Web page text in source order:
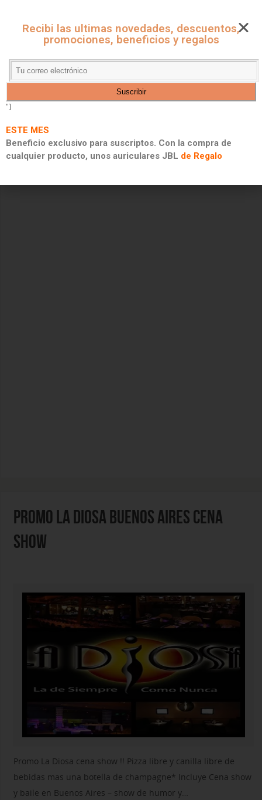
CUPONES DE DESCUENTO, PROMOCIONES Y 2X1
PROMO LA DIOSA BUENOS AIRES CENA
SHOW
Promo La Diosa cena show !! Pizza libre y canilla libre de
bebidas mas una botella de champagne* Incluye Cena show
y baile en Buenos Aires – show de humor y…
Recibi las ultimas novedades, descuentos,
promociones, beneficios y regalos
"]
ESTE MES
Beneficio exclusivo para suscriptos. Con la compra de
cualquier producto, unos auriculares JBL de Regalo